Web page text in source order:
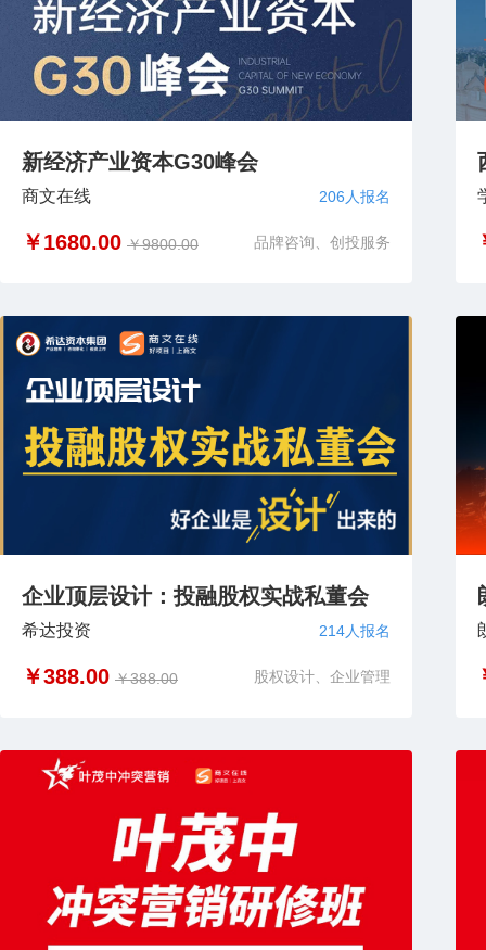
新经济产业资本G30峰会
商文在线 206人报名
￥1680.00 ￥9800.00 品牌咨询、创投服务
企业顶层设计：投融股权实战私董会
希达投资 214人报名
￥388.00 ￥388.00 股权设计、企业管理